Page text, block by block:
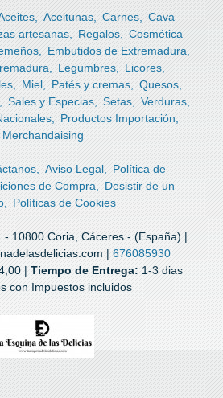
Aceitunas Carnes
Cava
artesanas Regalos
Cosmética
Embutidos de Extremadura
Legumbres
Licores
Miel Patés y cremas
Quesos
Sales y Especias Setas
Verduras
Productos Importación
Merchandaising
Aviso Legal
Política de
de Compra
Desistir de un
Políticas de Cookies
- 10800 Coria, Cáceres - (España) |
| 676085930
| Tiempo de Entrega: 1-3 dias
con Impuestos incluidos